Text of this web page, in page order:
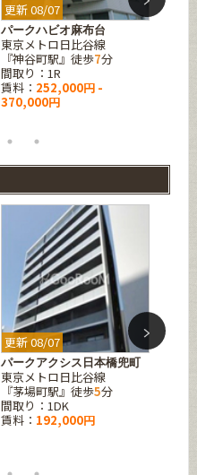
更新 08/07
パークハビオ麻布台
東京メトロ日比谷線
『神谷町駅』徒歩7分
間取り：1R
賃料： 252,000円 -
370,000円
更新
更新 08/07
パークアクシス日本橋兜町
東京メトロ日比谷線
『茅場町駅』徒歩5分
間取り：1DK
賃料： 192,000円
更新